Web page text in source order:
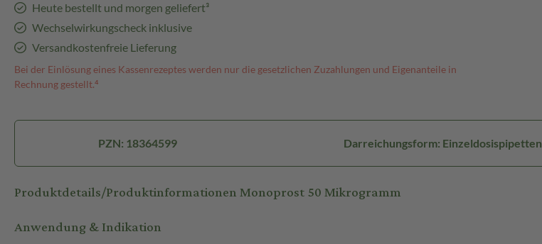
Heute bestellt und morgen geliefert³
Wechselwirkungscheck inklusive
Versandkostenfreie Lieferung
Bei der Einlösung eines Kassenrezeptes werden nur die gesetzlichen Zuzahlungen und Eigenanteile in
Rechnung gestellt.⁴
PZN: 18364599 Darreichungsform: Einzeldosispipetten
Produktdetails/Produktinformationen Monoprost 50 Mikrogramm
Anwendung & Indikation